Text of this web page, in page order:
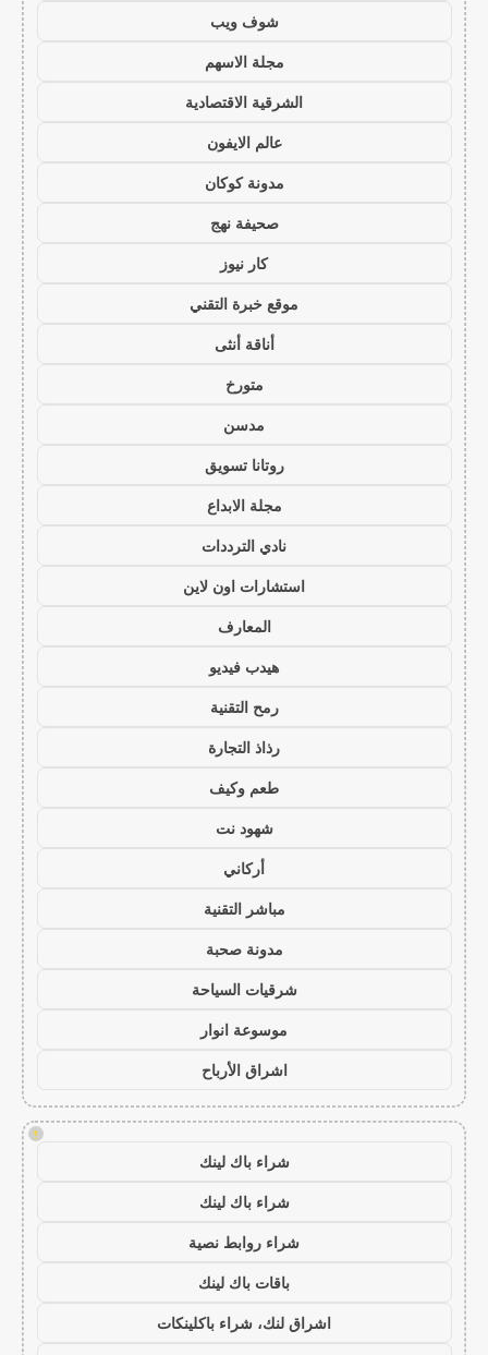
شوف ويب
مجلة الاسهم
الشرقية الاقتصادية
عالم الايفون
مدونة كوكان
صحيفة نهج
كار نيوز
موقع خبرة التقني
أناقة أنثى
متورخ
مدسن
روتانا تسويق
مجلة الابداع
نادي الترددات
استشارات اون لاين
المعارف
هيدب فيديو
رمح التقنية
رذاذ التجارة
طعم وكيف
شهود نت
أركاني
مباشر التقنية
مدونة صحبة
شرقيات السياحة
موسوعة انوار
اشراق الأرباح
!
شراء باك لينك
شراء باك لينك
شراء روابط نصية
باقات باك لينك
اشراق لنك، شراء باكلينكات